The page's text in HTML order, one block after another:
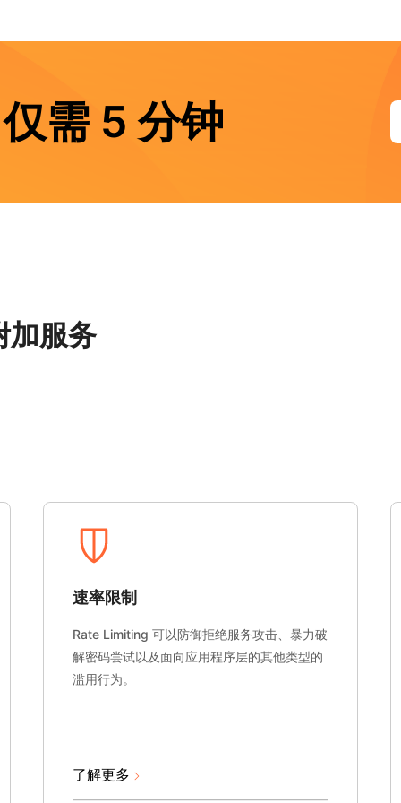
需 5 分钟
加服务
速率限制
Rate Limiting 可以防御拒绝服务攻击、暴力破
解密码尝试以及面向应用程序层的其他类型的
滥用行为。
了解更多